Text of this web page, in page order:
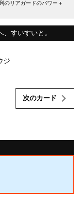
のリアガードのパワー＋
すいすいと。
ジ
次のカード